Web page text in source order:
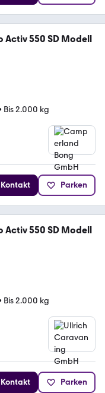
Activ 550 SD Modell
Bis 2.000 kg
Kontakt Parken
Activ 550 SD Modell
Bis 2.000 kg
Kontakt Parken